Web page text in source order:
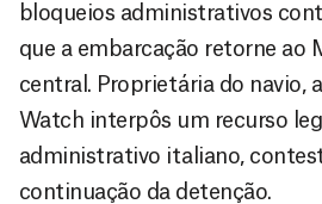
bloqueios administrativos
que a embarcação retorne ao
central. Proprietária do navio,
Watch interpôs um recurso
administrativo italiano,
continuação da detenção.